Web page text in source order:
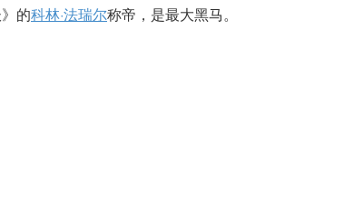
的科林·法瑞尔称帝，是最大黑马。